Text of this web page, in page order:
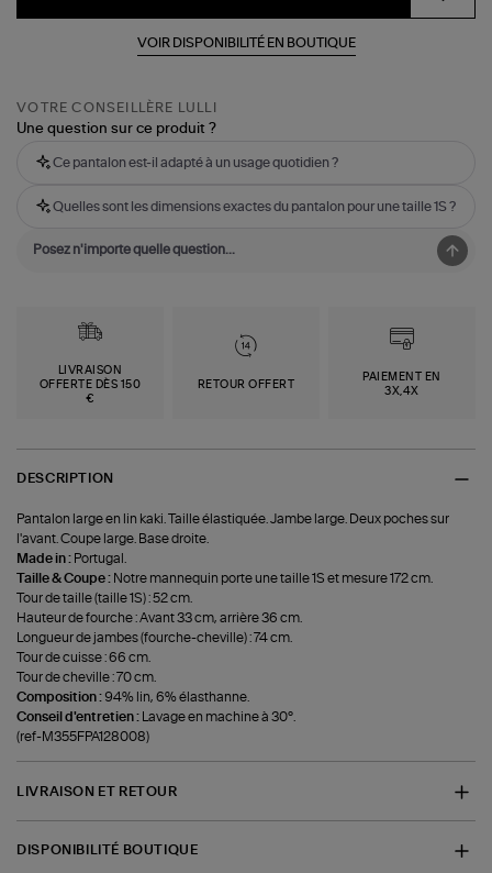
VOIR DISPONIBILITÉ EN BOUTIQUE
VOTRE CONSEILLÈRE LULLI
Une question sur ce produit ?
Ce pantalon est-il adapté à un usage quotidien ?
Quelles sont les dimensions exactes du pantalon pour une taille 1S ?
LIVRAISON
OFFERTE DÈS 150
€
RETOUR OFFERT
PAIEMENT EN
3X,4X
DESCRIPTION
Pantalon large en lin kaki. Taille élastiquée. Jambe large. Deux poches sur
l'avant. Coupe large. Base droite.
Made in : Portugal.
Taille & Coupe : Notre mannequin porte une taille 1S et mesure 172 cm.
Tour de taille (taille 1S) : 52 cm.
Hauteur de fourche : Avant 33 cm, arrière 36 cm.
Longueur de jambes (fourche-cheville) : 74 cm.
Tour de cuisse : 66 cm.
Tour de cheville : 70 cm.
Composition : 94% lin, 6% élasthanne.
Conseil d'entretien :
Lavage en machine à 30°.
(ref-M355FPA128008)
LIVRAISON ET RETOUR
DISPONIBILITÉ BOUTIQUE